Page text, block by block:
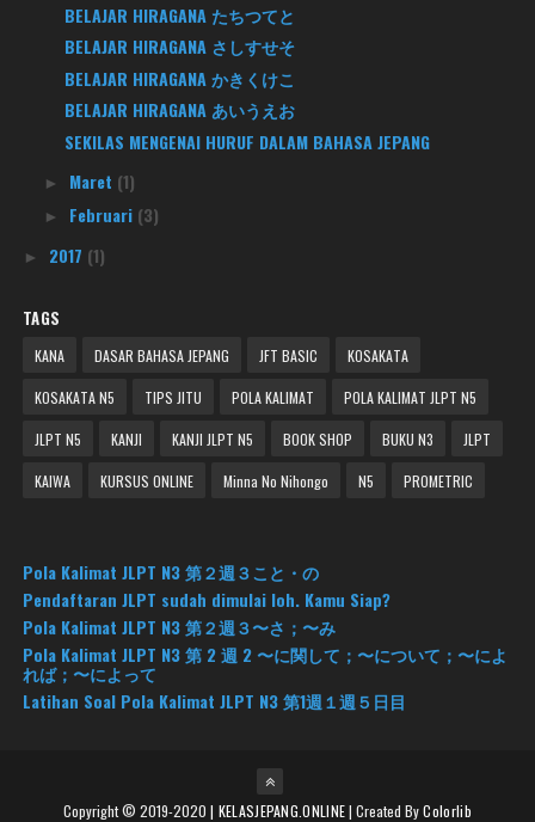
BELAJAR HIRAGANA たちつてと
BELAJAR HIRAGANA さしすせそ
BELAJAR HIRAGANA かきくけこ
BELAJAR HIRAGANA あいうえお
SEKILAS MENGENAI HURUF DALAM BAHASA JEPANG
► Maret (1)
► Februari (3)
► 2017 (1)
TAGS
KANA DASAR BAHASA JEPANG JFT BASIC KOSAKATA
KOSAKATA N5 TIPS JITU POLA KALIMAT POLA KALIMAT JLPT N5
JLPT N5 KANJI KANJI JLPT N5 BOOK SHOP BUKU N3 JLPT
KAIWA KURSUS ONLINE Minna No Nihongo N5 PROMETRIC
Pola Kalimat JLPT N3 第２週３こと・の
Pendaftaran JLPT sudah dimulai loh. Kamu Siap?
Pola Kalimat JLPT N3 第２週３〜さ；〜み
Pola Kalimat JLPT N3 第 2 週 2 〜に関して；〜について；〜によ
れば；〜によって
Latihan Soal Pola Kalimat JLPT N3 第1週１週５日目
Copyright © 2019-2020| KELASJEPANG.ONLINE| Created ByColorlib